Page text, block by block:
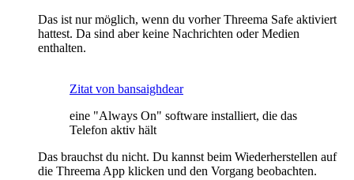
Das ist nur möglich, wenn du vorher Threema Safe aktiviert
hattest. Da sind aber keine Nachrichten oder Medien
enthalten.
Zitat von bansaighdear
eine "Always On" software installiert, die das
Telefon aktiv hält
Das brauchst du nicht. Du kannst beim Wiederherstellen auf
die Threema App klicken und den Vorgang beobachten.